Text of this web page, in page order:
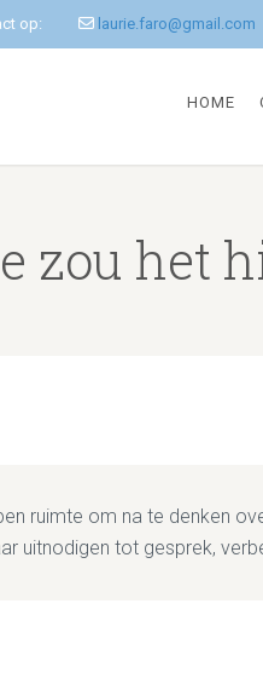
op: laurie.faro@gmail.com
HOME
zou het
ruimte om na te denken
uitnodigen tot gesprek,